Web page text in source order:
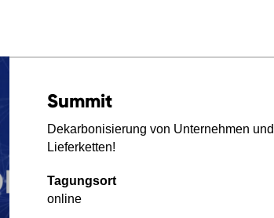
Summit
Dekarbonisierung von Unternehmen
Lieferketten!
Tagungsort
online